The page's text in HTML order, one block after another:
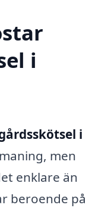
i
i
men
enklare än
beroende på